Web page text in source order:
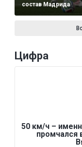
состав Мадрида
Цифра
50 км/ч –
промчался